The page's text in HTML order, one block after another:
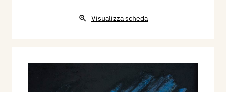
Visualizza scheda